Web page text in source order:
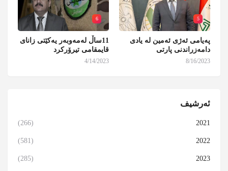
5
پەیامی ئەژی ئەمین لە یادی
دامەزراندنی پارتی
8/16/2023
6
11ساڵ لەمەوبەر یەکێتی زانای
قایمقامی تیرۆرکرد
4/14/2023
ئەرشیف
2021
(266)
2022
(581)
2023
(285)